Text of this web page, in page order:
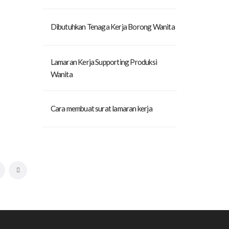
Dibutuhkan Tenaga Kerja Borong Wanita
Lamaran Kerja Supporting Produksi
Wanita
Cara membuat surat lamaran kerja